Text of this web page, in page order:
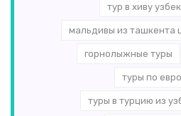
тур в хиву
мальдивы из ташкента
горнолыжные туры
туры по
туры в турцию из